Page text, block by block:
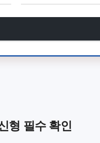
형 필수 확인